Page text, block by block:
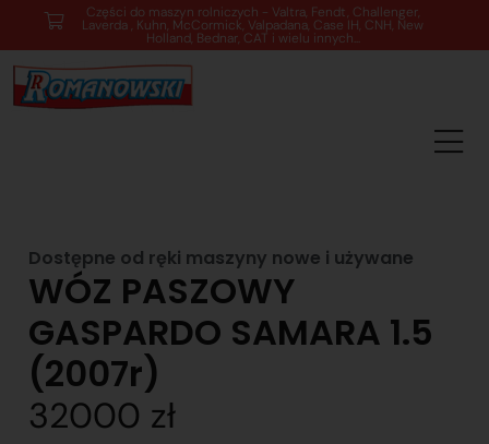
89 762 00 69 - Pomoc zakupowa 7:00 - 16:00
Dostępne od ręki maszyny nowe i używane
WÓZ PASZOWY
GASPARDO SAMARA 1.5
(2007r)
32000 zł